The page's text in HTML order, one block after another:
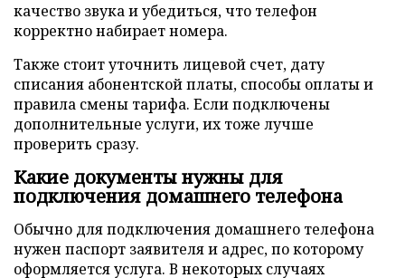
качество звука и убедиться, что телефон
корректно набирает номера.
Также стоит уточнить лицевой счет, дату
списания абонентской платы, способы оплаты и
правила смены тарифа. Если подключены
дополнительные услуги, их тоже лучше
проверить сразу.
Какие документы нужны для
подключения домашнего телефона
Обычно для подключения домашнего телефона
нужен паспорт заявителя и адрес, по которому
оформляется услуга. В некоторых случаях